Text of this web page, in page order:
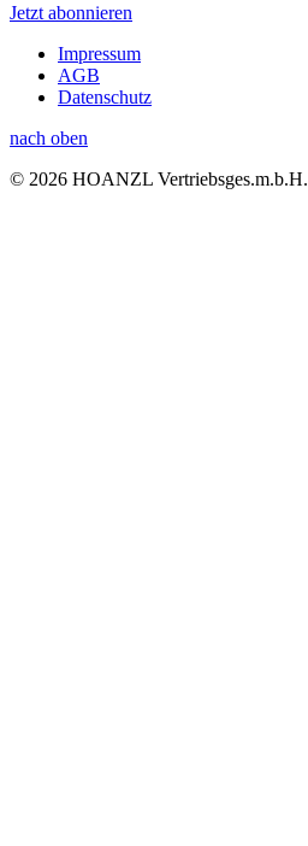
Jetzt abonnieren
Impressum
AGB
Datenschutz
nach oben
© 2026 HOANZL Vertriebsges.m.b.H.